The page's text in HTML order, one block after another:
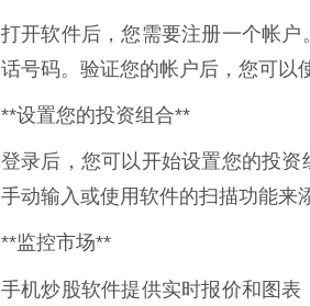
打开软件后，您需要注册一个帐
话号码。验证您的帐户后，您可以
**设置您的投资组合**
登录后，您可以开始设置您的投
手动输入或使用软件的扫描功能来
**监控市场**
手机炒股软件提供实时报价和图表